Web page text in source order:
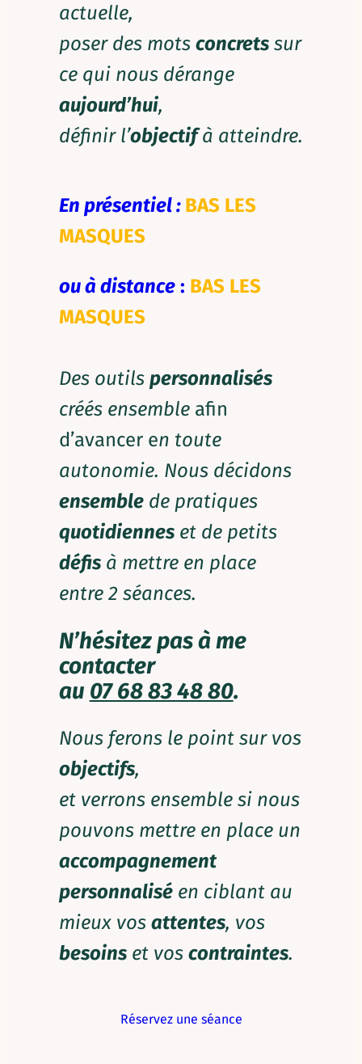
actuelle,
poser des mots concretssur
ce qui nous dérange
aujourd’hui,
définir l’objectifà atteindre.
​En présentiel : BAS LES
MASQUES
ou à distance: BAS LES
MASQUES
Des outils personnalisés
créés ensembleafin
d’avancer en toute
autonomie. Nous décidons
ensemblede pratiques
quotidienneset de petits
défis à mettre en place
entre 2 séances.
N’hésitez pas à me
contacter
au 07 68 83 48 80.
Nous ferons le point sur vos
objectifs,
et verrons ensemble si nous
pouvons mettre en place un
accompagnement
personnaliséen ciblant au
mieux vos attentes, vos
besoinset vos contraintes.
Réservez une séance